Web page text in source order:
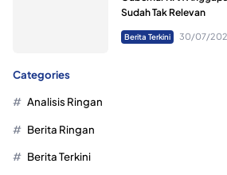
Sudah Tak Relevan
Berita Terkini 30/07/
Categories
Analisis Ringan
Berita Ringan
Berita Terkini